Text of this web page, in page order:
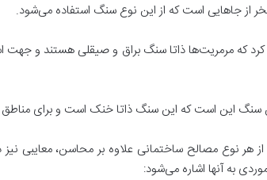
از جاهایی است که از این نوع سنگ استفاده می‌شود.
کرد که مرمریت‌ها ذاتا سنگ براق و صیقلی هستند و
سنگ این است که این سنگ ذاتا خنک است و برای
هر نوع مصالح ساختمانی علاوه بر محاسن، معایبی
به آنها اشاره می‌شود: